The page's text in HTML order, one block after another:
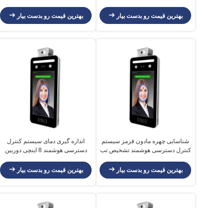
بهترین قیمت رو بدست بیار
بهترین قیمت رو بدست بیار
شناسایی چهره مادون قرمز سیستم
کنترل دسترسی هوشمند تشخیص تب
بهترین قیمت رو بدست بیار
اندازه گیری دمای سیستم کنترل
دسترسی هوشمند 8 اینچی دوربین
بهترین قیمت رو بدست بیار